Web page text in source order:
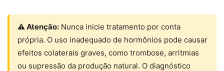
⚠ Atenção: Nunca inicie tratamento por conta
própria. O uso inadequado de hormônios pode causar
efeitos colaterais graves, como trombose, arritmias
ou supressão da produção natural. O diagnóstico